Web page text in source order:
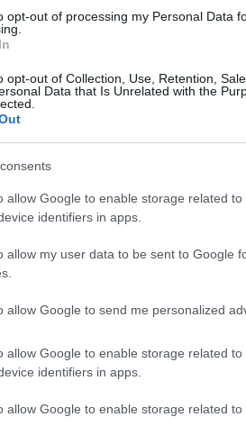
opt-out of processing my Personal Data
opt-out of Collection, Use, Retention,
Data that Is Unrelated with the
allow Google to enable storage related
identifiers in apps.
allow my user data to be sent to Google
allow Google to send me personalized
allow Google to enable storage related
identifiers in apps.
allow Google to enable storage related
19 novembre, rappresenta un
la presenza di
per il suo fascino e il suo
un abito grigio antracite, il
una spilla frangiata ha
accolto la piccola
Carolinaè dedicato alla
valori che Beatrice e Pierre
Grimaldi